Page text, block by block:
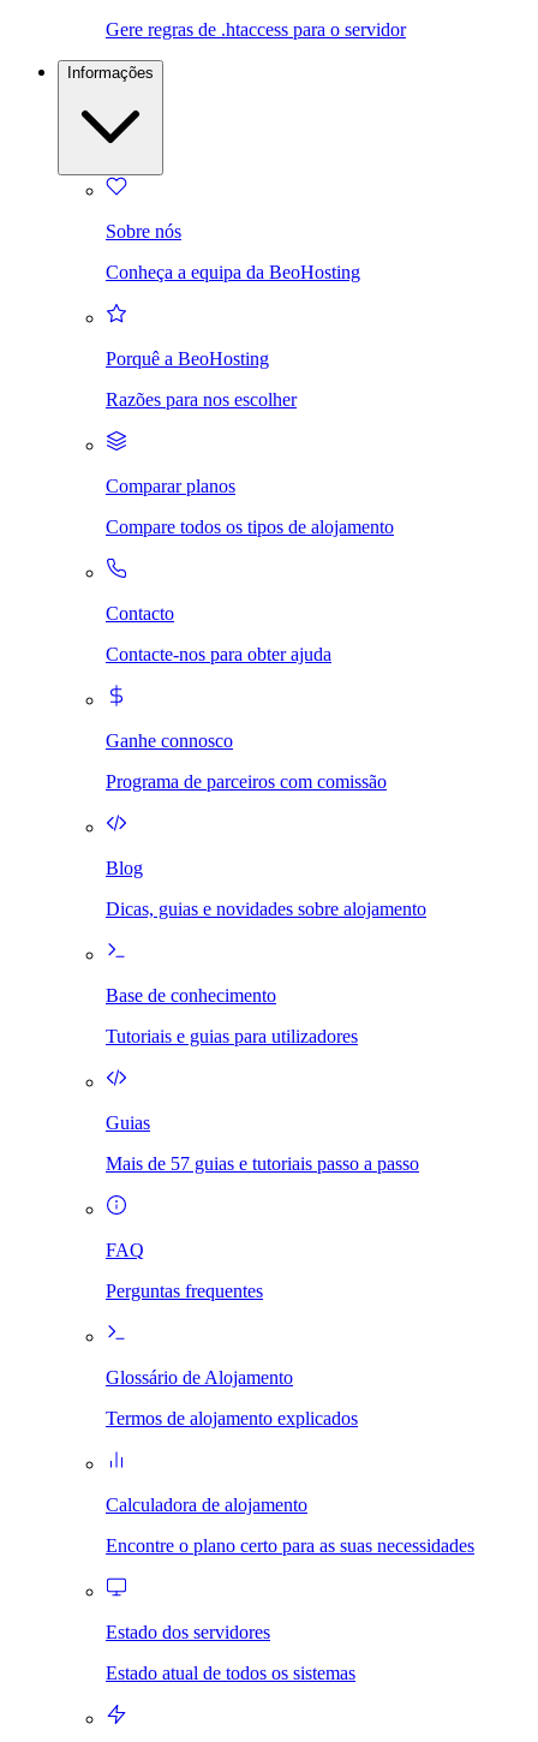
Gere regras de .htaccess para o servidor
Informações
Sobre nós
Conheça a equipa da BeoHosting
Porquê a BeoHosting
Razões para nos escolher
Comparar planos
Compare todos os tipos de alojamento
Contacto
Contacte-nos para obter ajuda
Ganhe connosco
Programa de parceiros com comissão
Blog
Dicas, guias e novidades sobre alojamento
Base de conhecimento
Tutoriais e guias para utilizadores
Guias
Mais de 57 guias e tutoriais passo a passo
FAQ
Perguntas frequentes
Glossário de Alojamento
Termos de alojamento explicados
Calculadora de alojamento
Encontre o plano certo para as suas necessidades
Estado dos servidores
Estado atual de todos os sistemas